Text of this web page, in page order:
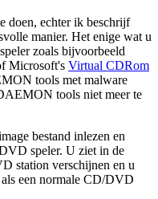
doen, echter ik beschrijf
manier. Het enige wat u
zoals bijvoorbeeld
Microsoft's Virtual CDRom
tools met malware
tools niet meer te
bestand inlezen en
speler. U ziet in de
station verschijnen en u
een normale CD/DVD